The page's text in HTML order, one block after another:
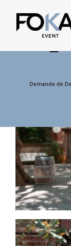
Demande de